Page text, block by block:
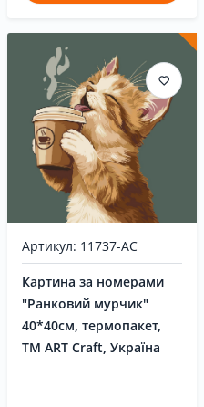
Артикул: 11737-AC
Картина за номерами
"Ранковий мурчик"
40*40см, термопакет,
ТМ ART Craft, Україна